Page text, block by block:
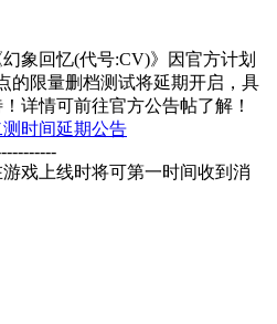
象回忆(代号:CV)》因官方计划
的限量删档测试将延期开启，具
详情可前往官方公告帖了解！
测时间延期公告
戏上线时将可第一时间收到消